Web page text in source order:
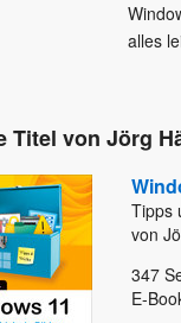
alles
Titel von Jörg
Tipps
von
347
E-